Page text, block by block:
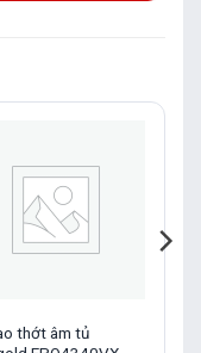
thớt âm tủ